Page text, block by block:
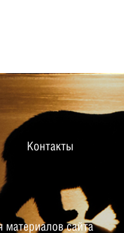
материалов сайта
Контакты